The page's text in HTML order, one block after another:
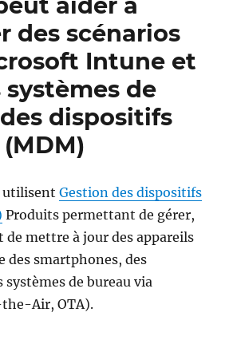
des scénarios
Intune et
de
dispositifs
utilisentGestion des dispositifs
Produits permettant de gérer,
de mettre à jour des appareils
des smartphones, des
systèmes de bureau via
Air, OTA).